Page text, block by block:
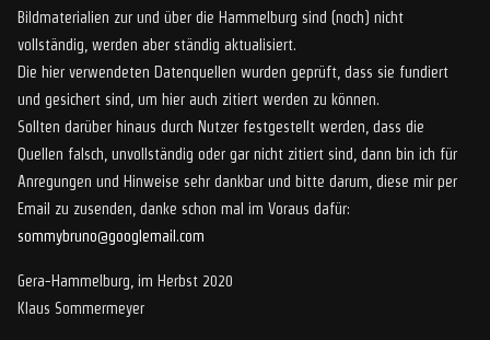
Bildmaterialien zur und über die Hammelburg sind (noch) nicht
vollständig, werden aber ständig aktualisiert.
Die hier verwendeten Datenquellen wurden geprüft, dass sie fundiert
und gesichert sind, um hier auch zitiert werden zu können.
Sollten darüber hinaus durch Nutzer festgestellt werden, dass die
Quellen falsch, unvollständig oder gar nicht zitiert sind, dann bin ich für
Anregungen und Hinweise sehr dankbar und bitte darum, diese mir per
Email zu zusenden, danke schon mal im Voraus dafür:
sommybruno@googlemail.com
Gera-Hammelburg, im Herbst 2020
Klaus Sommermeyer